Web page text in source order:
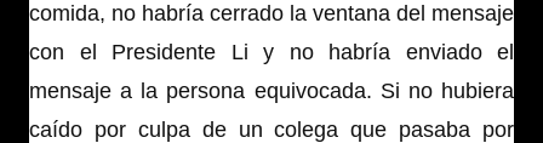
comida, no habría cerrado la ventana del mensaje
con el Presidente Li y no habría enviado el
mensaje a la persona equivocada. Si no hubiera
caído por culpa de un colega que pasaba por